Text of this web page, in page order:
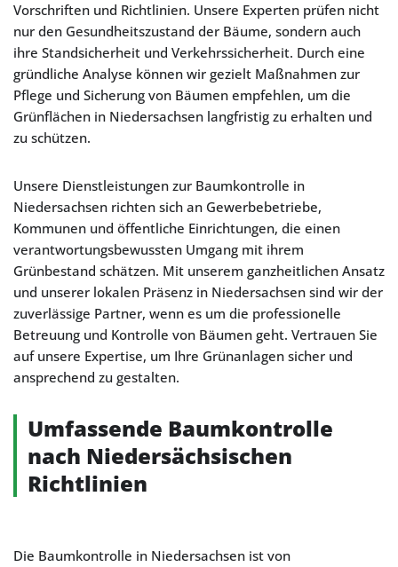
Vorschriften und Richtlinien. Unsere Experten prüfen nicht
nur den Gesundheitszustand der Bäume, sondern auch
ihre Standsicherheit und Verkehrssicherheit. Durch eine
gründliche Analyse können wir gezielt Maßnahmen zur
Pflege und Sicherung von Bäumen empfehlen, um die
Grünflächen in Niedersachsen langfristig zu erhalten und
zu schützen.
Unsere Dienstleistungen zur Baumkontrolle in
Niedersachsen richten sich an Gewerbebetriebe,
Kommunen und öffentliche Einrichtungen, die einen
verantwortungsbewussten Umgang mit ihrem
Grünbestand schätzen. Mit unserem ganzheitlichen Ansatz
und unserer lokalen Präsenz in Niedersachsen sind wir der
zuverlässige Partner, wenn es um die professionelle
Betreuung und Kontrolle von Bäumen geht. Vertrauen Sie
auf unsere Expertise, um Ihre Grünanlagen sicher und
ansprechend zu gestalten.
Umfassende Baumkontrolle
nach Niedersächsischen
Richtlinien
Die Baumkontrolle in Niedersachsen ist von